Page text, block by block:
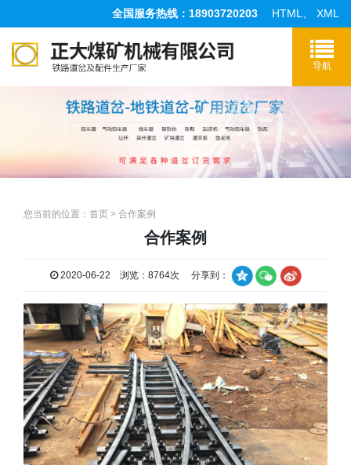
全国服务热线：18903720203 HTML XML
您当前的位置： 首页 > 合作案例
合作案例
2020-06-22 浏览：8764次 分享到：